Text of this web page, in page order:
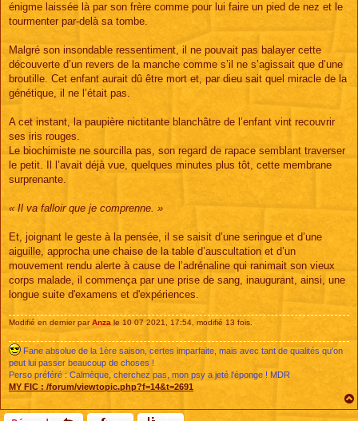
énigme laissée là par son frère comme pour lui faire un pied de nez et le
tourmenter par-delà sa tombe.
Malgré son insondable ressentiment, il ne pouvait pas balayer cette
découverte d’un revers de la manche comme s’il ne s’agissait que d’une
broutille. Cet enfant aurait dû être mort et, par dieu sait quel miracle de la
génétique, il ne l’était pas.
A cet instant, la paupière nictitante blanchâtre de l’enfant vint recouvrir
ses iris rouges.
Le biochimiste ne sourcilla pas, son regard de rapace semblant traverser
le petit. Il l’avait déjà vue, quelques minutes plus tôt, cette membrane
surprenante.
« Il va falloir que je comprenne. »
Et, joignant le geste à la pensée, il se saisit d’une seringue et d’une
aiguille, approcha une chaise de la table d’auscultation et d’un
mouvement rendu alerte à cause de l’adrénaline qui ranimait son vieux
corps malade, il commença par une prise de sang, inaugurant, ainsi, une
longue suite d'examens et d'expériences.
Modifié en dernier parAnza le 10 07 2021, 17:54, modifié 13 fois.
Fane absolue de la 1ère saison, certes imparfaite, mais avec tant de qualités qu'on
peut lui passer beaucoup de choses !
Perso préféré : Calmèque, cherchez pas, mon psy a jeté l'éponge ! MDR
MY FIC : /forum/viewtopic.php?f=14&t=2691